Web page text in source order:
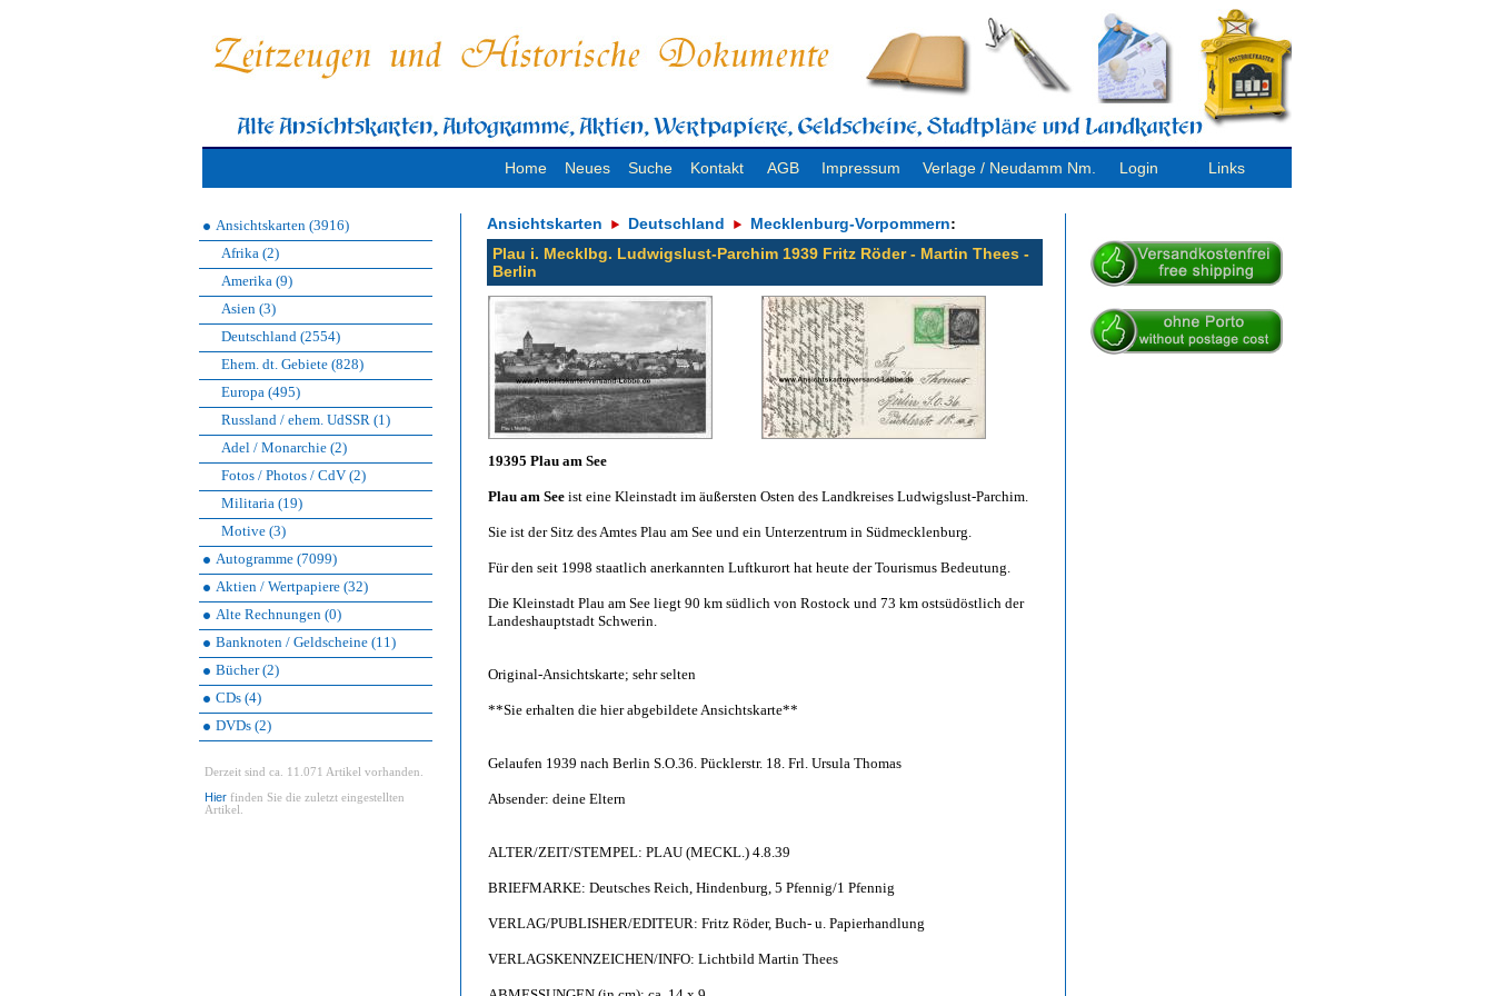
Home Neues Suche Kontakt AGB Impressum Verlage / Neudamm Nm. Login Links
Ansichtskarten (3916)
Afrika (2)
Amerika (9)
Asien (3)
Deutschland (2554)
Ehem. dt. Gebiete (828)
Europa (495)
Russland / ehem. UdSSR (1)
Adel / Monarchie (2)
Fotos / Photos / CdV (2)
Militaria (19)
Motive (3)
Autogramme (7099)
Aktien / Wertpapiere (32)
Alte Rechnungen (0)
Banknoten / Geldscheine (11)
Bücher (2)
CDs (4)
DVDs (2)
Derzeit sind ca. 11.071 Artikel vorhanden.
Hier finden Sie die zuletzt eingestellten
Artikel.
Ansichtskarten Deutschland Mecklenburg-Vorpommern:
Plau i. Mecklbg. Ludwigslust-Parchim 1939 Fritz Röder - Martin Thees -
Berlin
19395 Plau am See
Plau am See ist eine Kleinstadt im äußersten Osten des Landkreises Ludwigslust-Parchim.
Sie ist der Sitz des Amtes Plau am See und ein Unterzentrum in Südmecklenburg.
Für den seit 1998 staatlich anerkannten Luftkurort hat heute der Tourismus Bedeutung.
Die Kleinstadt Plau am See liegt 90 km südlich von Rostock und 73 km ostsüdöstlich der
Landeshauptstadt Schwerin.
Original-Ansichtskarte; sehr selten
**Sie erhalten die hier abgebildete Ansichtskarte**
Gelaufen 1939 nach Berlin S.O.36. Pücklerstr. 18. Frl. Ursula Thomas
Absender: deine Eltern
ALTER/ZEIT/STEMPEL: PLAU (MECKL.) 4.8.39
BRIEFMARKE: Deutsches Reich, Hindenburg, 5 Pfennig/1 Pfennig
VERLAG/PUBLISHER/EDITEUR: Fritz Röder, Buch- u. Papierhandlung
VERLAGSKENNZEICHEN/INFO: Lichtbild Martin Thees